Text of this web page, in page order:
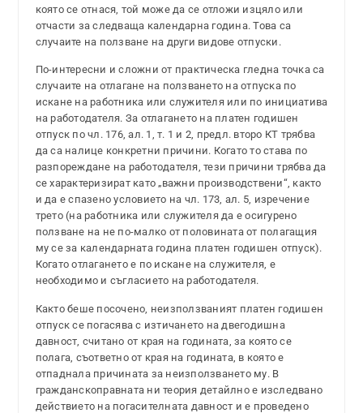
която се отнася, той може да се отложи изцяло или
отчасти за следваща календарна година. Това са
случаите на ползване на други видове отпуски.
По-интересни и сложни от практическа гледна точка са
случаите на отлагане на ползването на отпуска по
искане на работника или служителя или по инициатива
на работодателя. За отлагането на платен годишен
отпуск по чл. 176, ал. 1, т. 1 и 2, предл. второ КТ трябва
да са налице конкретни причини. Когато то става по
разпореждане на работодателя, тези причини трябва да
се характеризират като „важни производствени“, както
и да е спазено условието на чл. 173, ал. 5, изречение
трето (на работника или служителя да е осигурено
ползване на не по-малко от половината от полагащия
му се за календарната година платен годишен отпуск).
Когато отлагането е по искане на служителя, е
необходимо и съгласието на работодателя.
Както беше посочено, неизползваният платен годишен
отпуск се погасява с изтичането на двегодишна
давност, считано от края на годината, за която се
полага, съответно от края на годината, в която е
отпаднала причината за неизползването му. В
гражданскоправната ни теория детайлно е изследвано
действието на погасителната давност и е проведено